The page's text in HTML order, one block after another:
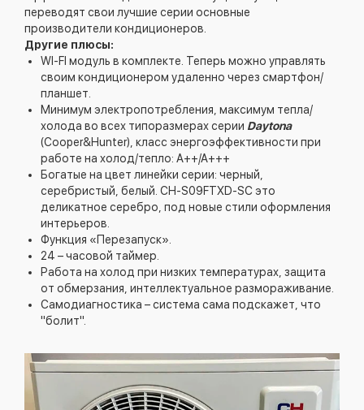
переводят свои лучшие серии основные
производители кондиционеров.
Другие плюсы:
WI-FI модуль в комплекте. Теперь можно управлять
своим кондиционером удаленно через смартфон/
планшет.
Минимум электропотребления, максимум тепла/
холода во всех типоразмерах серии Daytona
(Cooper&Hunter), класс энергоэффективности при
работе на холод/тепло: А++/А+++
Богатые на цвет линейки серии: черный,
серебристый, белый. CH-S09FTXD-SC это
деликатное серебро, под новые стили оформления
интерьеров.
Функция «Перезапуск».
24 – часовой таймер.
Работа на холод при низких температурах, защита
от обмерзания, интеллектуальное размораживание.
Самодиагностика – система сама подскажет, что
"болит".